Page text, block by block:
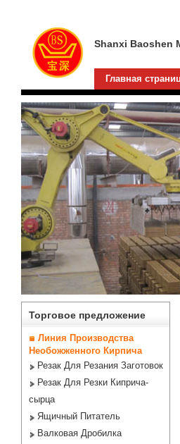
Shanxi Baoshen
Главная
Торговое предложение
Линия Производства
Необожженного Кирпича
Резак Для Резания Заготовок
Резак Для Резки Киприча-
сырца
Ящичный Питатель
Валковая Дробилка